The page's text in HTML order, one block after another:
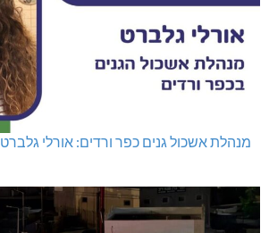
מנהלת אשכול גנים כפר ורדים: אורלי גלברט